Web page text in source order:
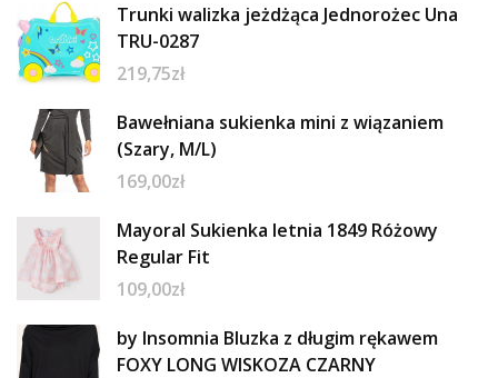
Trunki walizka jeżdżąca Jednorożec Una
TRU-0287
219,75zł
Bawełniana sukienka mini z wiązaniem
(Szary, M/L)
169,00zł
Mayoral Sukienka letnia 1849 Różowy
Regular Fit
109,00zł
by Insomnia Bluzka z długim rękawem
FOXY LONG WISKOZA CZARNY